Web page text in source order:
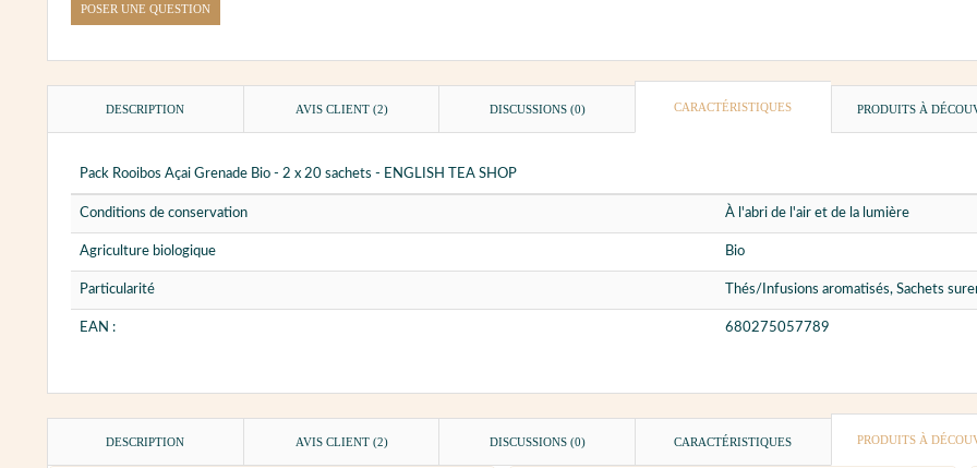
POSER UNE QUESTION
DESCRIPTION AVIS CLIENT (2) DISCUSSIONS (0) CARACTÉRISTIQUES PRODUITS À
Pack Rooibos Açai Grenade Bio - 2 x 20 sachets - ENGLISH TEA SHOP
Conditions de conservation À l'abri de l'air et de la lumière
Agriculture biologique Bio
Particularité Thés/Infusions aromatisés, Sachets
EAN : 680275057789
DESCRIPTION AVIS CLIENT (2) DISCUSSIONS (0) CARACTÉRISTIQUES PRODUITS À